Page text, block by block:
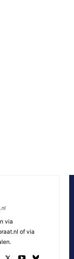
via
of via